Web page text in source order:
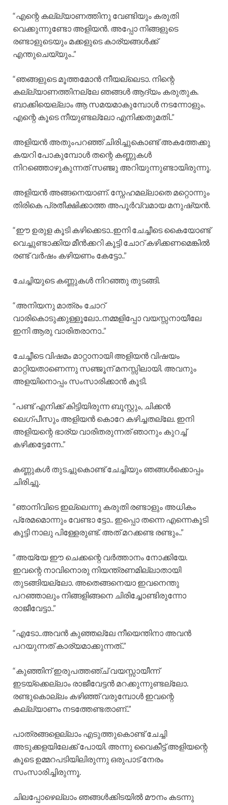
“എന്റെ കല്ല്യാണത്തിനു വേണ്ടിയും കരുതി
വെക്കുന്നുണ്ടോ അളിയൻ. അപ്പോ നിങ്ങളുടെ
രണ്ടാളുടെയും മക്കളുടെ കാര്യങ്ങൾക്ക്
എന്തുചെയ്യും..”
“ഞങ്ങളുടെ മൂത്തമോൻ നീയല്ലെടാ. നിന്റെ
കല്ല്യാണത്തിനല്ലേ ഞങ്ങൾ ആദ്യം കരുതുക.
ബാക്കിയെല്ലാം ആ സമയമാകുമ്പോൾ നടന്നോളും.
എന്റെ കൂടെ നീയുണ്ടല്ലോ എനിക്കതുമതി..”
അളിയൻ അതുംപറഞ്ഞ് ചിരിച്ചുകൊണ്ട് അകത്തേക്കു
കയറി പോകുമ്പോൾ തന്റെ കണ്ണുകൾ
നിറഞ്ഞൊഴുകുന്നത് സഞ്ജു അറിയുന്നുണ്ടായിരുന്നൂ.
അളിയൻ അങ്ങനെയാണ്. സ്നേഹമല്ലാതെ മറ്റൊന്നും
തിരികെ പ്രതീക്ഷിക്കാത്ത അപൂർവ്വമായ മനുഷ്യൻ.
“ഈ ഉരുള കൂടി കഴിക്കെടാ..ഇനി ചേച്ചീടെ കൈയോണ്ട്
വെച്ചുണ്ടാക്കിയ മീൻക്കറി കൂട്ടി ചോറ് കഴിക്കണമെങ്കിൽ
രണ്ട് വർഷം കഴിയണം കേട്ടോ..”
ചേച്ചിയുടെ കണ്ണുകൾ നിറഞ്ഞു തുടങ്ങി.
“അനിയനു മാത്രം ചോറ്
വാരികൊടുക്കുള്ളൂലോ..നമ്മളിപ്പോ വയസ്സനായീലേ
ഇനി ആരു വാരിതരാനാ..”
ചേച്ചീടെ വിഷമം മാറ്റാനായി അളിയൻ വിഷയം
മാറ്റിയതാണെന്നു സഞ്ജൂന് മനസ്സിലായി. അവനും
അളയിനൊപ്പം സംസാരിക്കാൻ കൂടി.
“പണ്ട് എനിക്ക് കിട്ടിയിരുന്ന ബൂസ്റ്റും, ചിക്കൻ
ലെഗ്പീസും അളിയൻ കൊറേ കഴിച്ചതല്ലേ. ഇനി
അളിയന്റെ ഭാര്യ വാരിതരുന്നത് ഞാനും കുറച്ച്
കഴിക്കട്ടേന്നേ..”
കണ്ണുകൾ തുടച്ചുകൊണ്ട് ചേച്ചിയും ഞങ്ങൾക്കൊപ്പം
ചിരിച്ചൂ.
“ഞാനിവിടെ ഇല്ലെന്നു കരുതി രണ്ടാളും അധികം
പ്രേമമൊന്നും വേണ്ടാ ട്ടോ.. ഇപ്പൊ തന്നെ എന്നെകൂടി
കൂട്ടി നാലു പിള്ളേരുണ്ട്. അത് മറക്കണ്ട രണ്ടും..”
“അയ്യേ ഈ ചെക്കന്റെ വർത്താനം നോക്കിയേ.
ഇവന്റെ നാവിനൊരു നിയന്ത്രണമില്ലാതായി
തുടങ്ങിയല്ലോ. അതെങ്ങനെയാ ഇവനെന്തു
പറഞ്ഞാലും നിങ്ങളിങ്ങനെ ചിരിച്ചോണ്ടിരുന്നോ
രാജീവേട്ടാ..”
“എടോ..അവൻ കുഞ്ഞല്ലേ നീയെന്തിനാ അവൻ
പറയുന്നത് കാര്യമാക്കുന്നത്..”
“കുഞ്ഞിന് ഇരുപത്തഞ്ച് വയസ്സായീന്ന്
ഇടയ്ക്കെല്ലാം രാജീവേട്ടൻ മറക്കുന്നുണ്ടല്ലോ.
രണ്ടുകൊല്ലം കഴിഞ്ഞ് വരുമ്പോൾ ഇവന്റെ
കല്ല്യാണം നടത്തേണ്ടതാണ്..”
പാത്രങ്ങളെല്ലാം എടുത്തുകൊണ്ട് ചേച്ചി
അടുക്കളയിലേക്ക് പോയി. അന്നു വൈകീട്ട് അളിയന്റെ
കൂടെ ഉമ്മറപടിയിലിരുന്നു ഒരുപാട് നേരം
സംസാരിച്ചിരുന്നൂ.
ചിലപ്പോഴെല്ലാം ഞങ്ങൾക്കിടയിൽ മൗനം കടന്നു